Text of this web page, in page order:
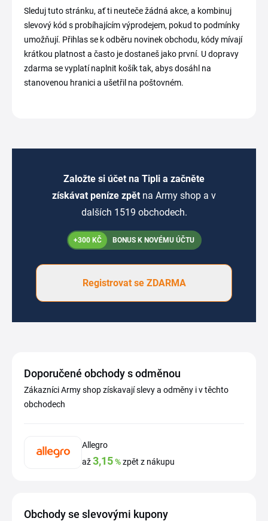
Sleduj tuto stránku, ať ti neuteče žádná akce, a kombinuj
slevový kód s probíhajícím výprodejem, pokud to podmínky
umožňují. Přihlas se k odběru novinek obchodu, kódy mívají
krátkou platnost a často je dostaneš jako první. U dopravy
zdarma se vyplatí naplnit košík tak, abys dosáhl na
stanovenou hranici a ušetřil na poštovném.
Založte si účet na Tipli a začněte
získávat peníze zpět na Army shop a v
dalších 1519 obchodech.
+300 KČ BONUS K NOVÉMU ÚČTU
Registrovat se ZDARMA
Doporučené obchody s odměnou
Zákazníci Army shop získavají slevy a odměny i v těchto
obchodech
Allegro
až3,15%zpět z nákupu
Obchody se slevovými kupony